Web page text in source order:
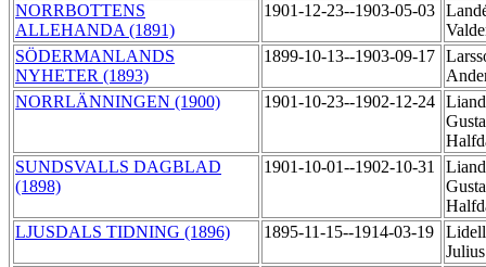
NORRBOTTENS
ALLEHANDA (1891)
1901-12-23--1903-05-03
SÖDERMANLANDS
NYHETER (1893)
1899-10-13--1903-09-17
NORRLÄNNINGEN (1900)
1901-10-23--1902-12-24
SUNDSVALLS DAGBLAD
(1898)
1901-10-01--1902-10-31
LJUSDALS TIDNING (1896)
1895-11-15--1914-03-19